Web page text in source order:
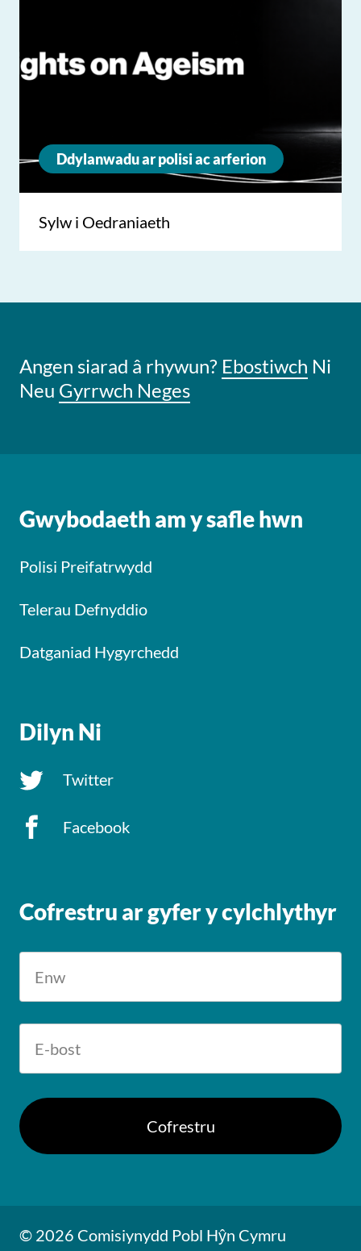
Ddylanwadu ar polisi ac arferion
Sylw i Oedraniaeth
Angen siarad â rhywun? Ebostiwch Ni
Neu Gyrrwch Neges
Gwybodaeth am y safle hwn
Polisi Preifatrwydd
Telerau Defnyddio
Datganiad Hygyrchedd
Dilyn Ni
Twitter
Facebook
Cofrestru ar gyfer y cylchlythyr
© 2026 Comisiynydd Pobl Hŷn Cymru